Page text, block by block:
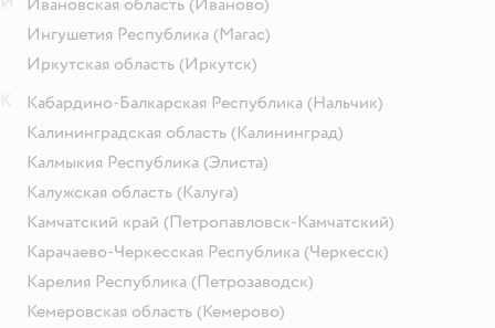
Ингушетия Республика (Магас)
Иркутская область (Иркутск)
Кабардино-Балкарская Республика (Нальчик)
Калининградская область (Калининград)
Калмыкия Республика (Элиста)
Калужская область (Калуга)
Камчатский край (Петропавловск-Камчатский)
Карачаево-Черкесская Республика (Черкесск)
Карелия Республика (Петрозаводск)
Кемеровская область (Кемерово)